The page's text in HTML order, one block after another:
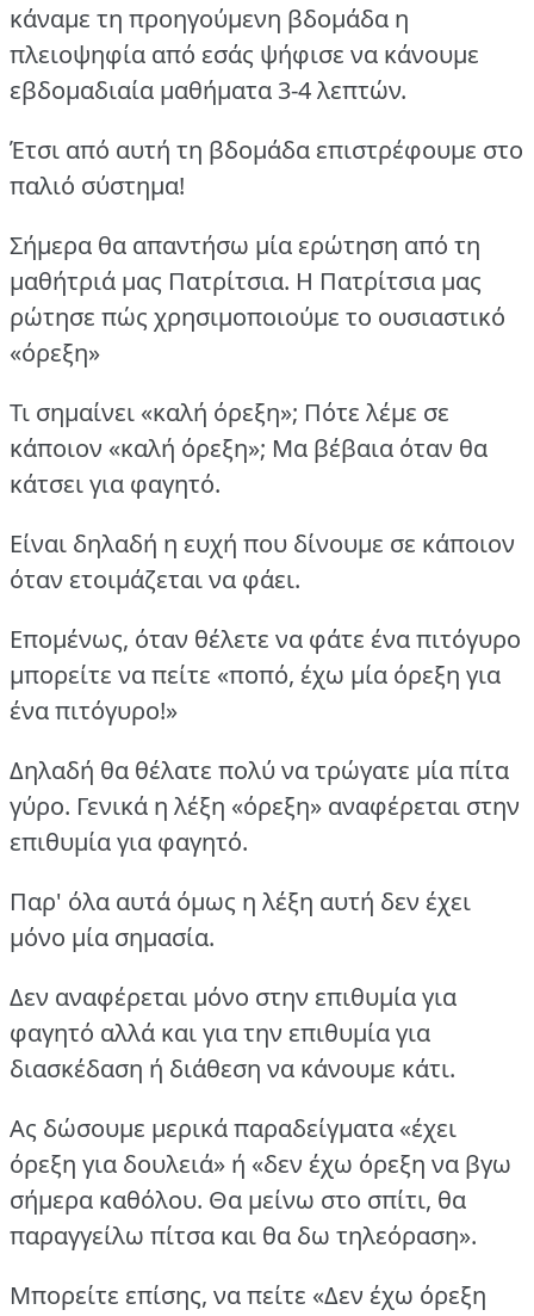
κάναμε τη προηγούμενη βδομάδα η
πλειοψηφία από εσάς ψήφισε να κάνουμε
εβδομαδιαία μαθήματα 3-4 λεπτών.
Έτσι από αυτή τη βδομάδα επιστρέφουμε στο
παλιό σύστημα!
Σήμερα θα απαντήσω μία ερώτηση από τη
μαθήτριά μας Πατρίτσια. Η Πατρίτσια μας
ρώτησε πώς χρησιμοποιούμε το ουσιαστικό
«όρεξη»
Τι σημαίνει «καλή όρεξη»; Πότε λέμε σε
κάποιον «καλή όρεξη»; Μα βέβαια όταν θα
κάτσει για φαγητό.
Είναι δηλαδή η ευχή που δίνουμε σε κάποιον
όταν ετοιμάζεται να φάει.
Επομένως, όταν θέλετε να φάτε ένα πιτόγυρο
μπορείτε να πείτε «ποπό, έχω μία όρεξη για
ένα πιτόγυρο!»
Δηλαδή θα θέλατε πολύ να τρώγατε μία πίτα
γύρο. Γενικά η λέξη «όρεξη» αναφέρεται στην
επιθυμία για φαγητό.
Παρ' όλα αυτά όμως η λέξη αυτή δεν έχει
μόνο μία σημασία.
Δεν αναφέρεται μόνο στην επιθυμία για
φαγητό αλλά και για την επιθυμία για
διασκέδαση ή διάθεση να κάνουμε κάτι.
Ας δώσουμε μερικά παραδείγματα «έχει
όρεξη για δουλειά» ή «δεν έχω όρεξη να βγω
σήμερα καθόλου. Θα μείνω στο σπίτι, θα
παραγγείλω πίτσα και θα δω τηλεόραση».
Μπορείτε επίσης, να πείτε «Δεν έχω όρεξη